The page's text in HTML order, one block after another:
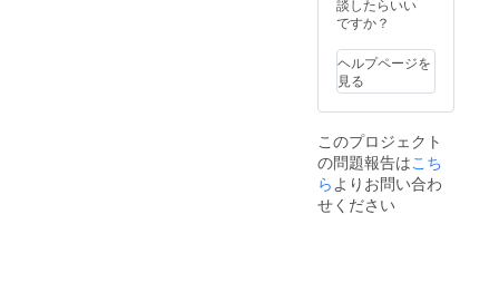
談したらいい
ですか？
ヘルプページを
見る
このプロジェクト
の問題報告はこち
らよりお問い合わ
せください